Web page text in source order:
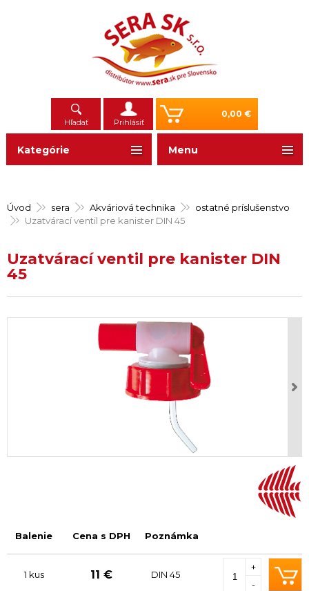
Hľadať Prihlásiť
0,00 €
Úvod sera Akváriová technika
ostatné príslušenstvo
Uzatvárací ventil pre kanister DIN 45
Uzatvárací ventil pre kanister DIN
45
Balenie Cena s DPH Poznámka
1 kus 11 €
DIN 45
-
+
Kategórie Menu